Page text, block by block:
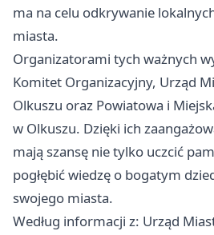
ma na celu odkrywanie
miasta.
Organizatorami tych ważnych
Komitet Organizacyjny, Urząd
Olkuszu oraz Powiatowa i
w Olkuszu. Dzięki ich
mają szansę nie tylko uczcić
pogłębić wiedzę o bogatym
swojego miasta.
Według informacji z: Urząd